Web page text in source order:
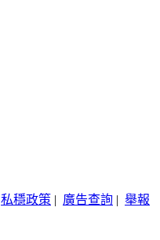
私穩政策 | 廣告查詢 | 舉報